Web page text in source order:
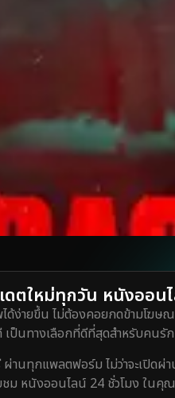
ตใหม่ทุกวัน หนังออน
ายขึ้น ไม่ต้องคอยกดข้ามโฆษณ
ป็นทางเลือกที่ดีที่สุดสำหรับคน
านทุกแพลตฟอร์ม ไม่ว่าจะเปิ
ม หนังออนไลน์ 24 ชั่วโมง ในคุ